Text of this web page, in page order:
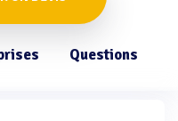
Questions